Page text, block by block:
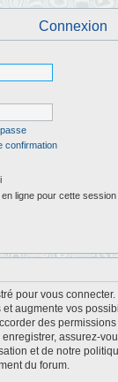
Connexion
confirmation
ligne pour cette session
pour vous
augmente vos
des
assurez-
et de notre
du forum.